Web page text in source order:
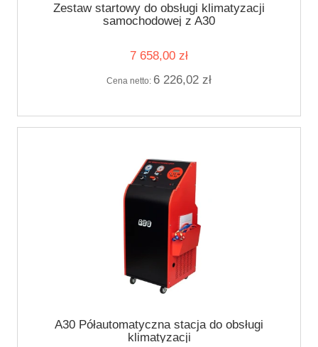
Zestaw startowy do obsługi klimatyzacji
samochodowej z A30
7 658,00 zł
Cena netto: 6 226,02 zł
A30 Półautomatyczna stacja do obsługi
klimatyzacji